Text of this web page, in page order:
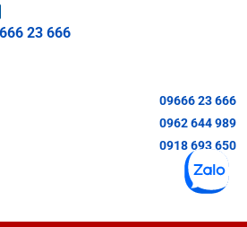
23 666
09666 23 666
0962 644 989
0918 693 650